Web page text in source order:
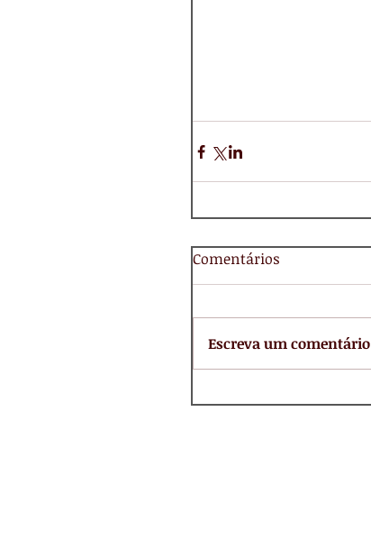
Comentários
Escreva um comentário